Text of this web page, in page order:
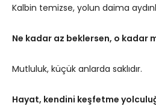
Kalbin temizse, yolun daima
Ne kadar az beklersen, o kadar
Mutluluk, küçük anlarda saklıdır.
Hayat, kendini keşfetme